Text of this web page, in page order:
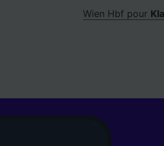
Wien Hbf pour